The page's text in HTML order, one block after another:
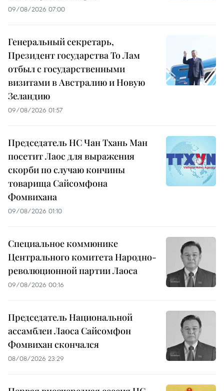
09/08/2026 07:00
Генеральный секретарь,
Президент государства То Лам
отбыл с государственными
визитами в Австралию и Новую
Зеландию
09/08/2026 01:57
Председатель НС Чан Тхань Ман
посетит Лаос для выражения
скорби по случаю кончины
товарища Сайсомфона
Фомвихана
09/08/2026 01:10
Специальное коммюнике
Центрального комитета Народно-
революционной партии Лаоса
09/08/2026 00:16
Председатель Национальной
ассамблеи Лаоса Сайсомфон
Фомвихан скончался
08/08/2026 23:29